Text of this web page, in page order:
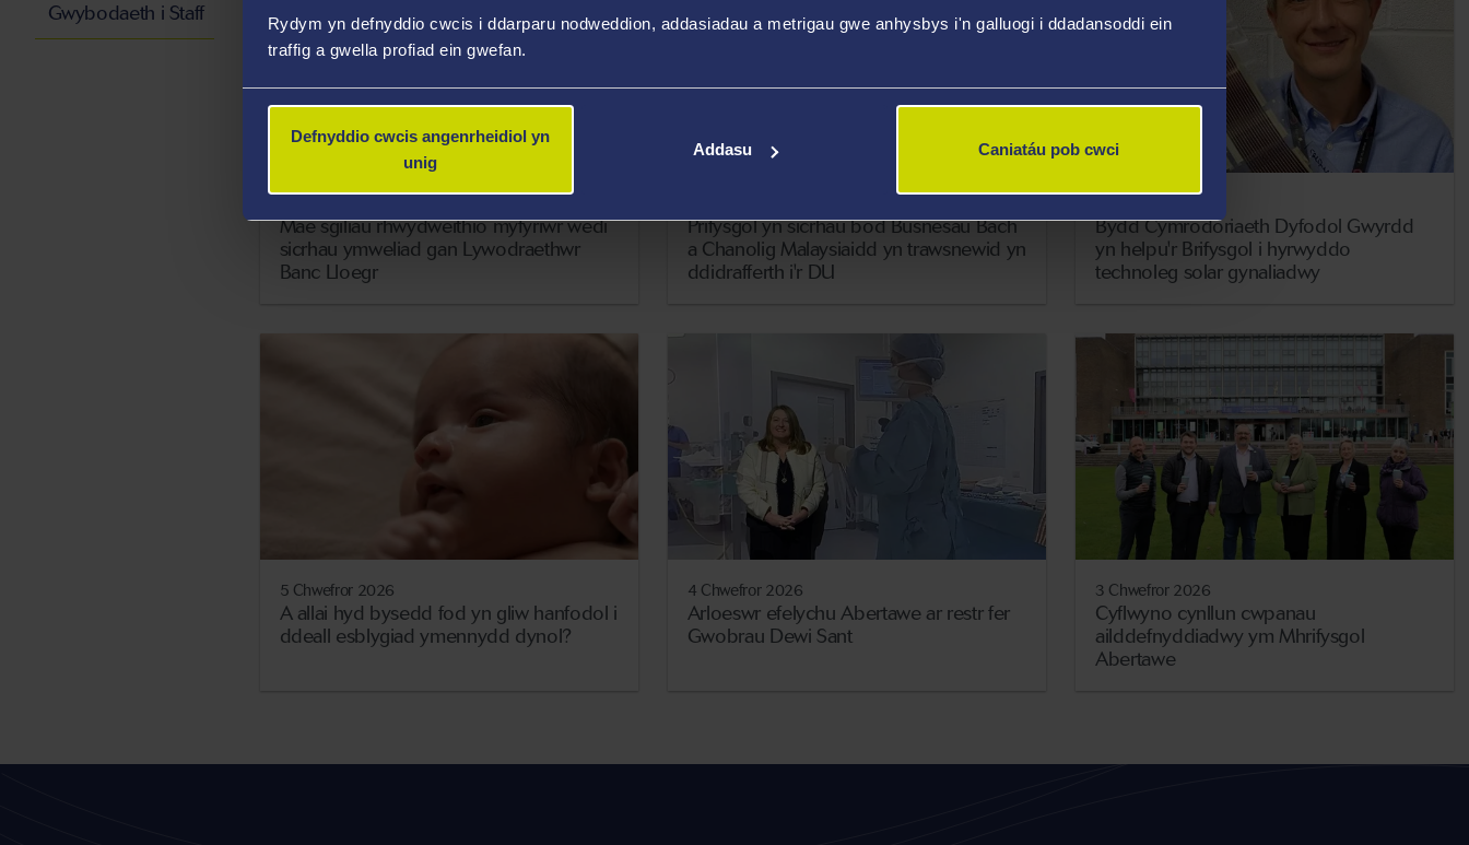
Rydym yn defnyddio cwcis i ddarparu nodweddion, addasiadau a metrigau gwe anhysbys i'n galluogi i ddadansoddi ein
traffig a gwella profiad ein gwefan.
Defnyddio cwcis angenrheidiol yn
unig
Addasu Caniatáu pob cwci
Mae sgiliau rhwydweithio myfyriwr wedi
sicrhau ymweliad gan Lywodraethwr
Banc Lloegr
Prifysgol yn sicrhau bod Busnesau Bach
a Chanolig Malaysiaidd yn trawsnewid yn
ddidrafferth i'r DU
Bydd Cymrodoriaeth Dyfodol Gwyrdd
yn helpu'r Brifysgol i hyrwyddo
technoleg solar gynaliadwy
5 Chwefror 2026
A allai hyd bysedd fod yn gliw hanfodol i
ddeall esblygiad ymennydd dynol?
4 Chwefror 2026
Arloeswr efelychu Abertawe ar restr fer
Gwobrau Dewi Sant
3 Chwefror 2026
Cyflwyno cynllun cwpanau
ailddefnyddiadwy ym Mhrifysgol
Abertawe
Gwybodaeth i Staff